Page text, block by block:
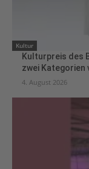
Kultur
Kulturpreis des
zwei Kategorien
4. August 2026